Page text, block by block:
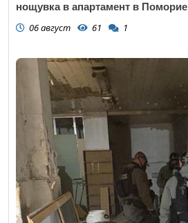
нощувка в апартамент в Поморие
06 август 61 1